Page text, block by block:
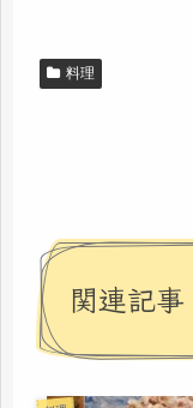
料理
関連記事